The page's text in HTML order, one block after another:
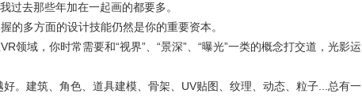
过去那些年加在一起画的都要多。
的多方面的设计技能仍然是你的重要资本。
领域，你时常需要和“视界”、“景深”、“曝光”一类的概念打交道，光影运
。建筑、角色、道具建模、骨架、UV贴图、纹理、动态、粒子...总有一